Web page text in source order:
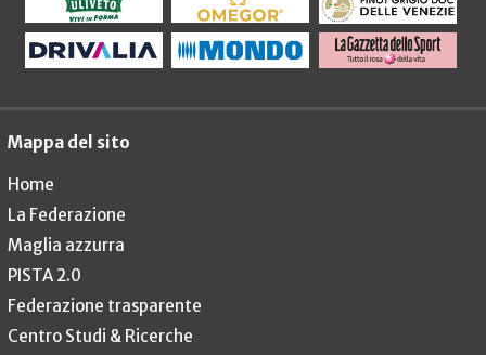
Mappa del sito
Home
La Federazione
Maglia azzurra
PISTA 2.0
Federazione trasparente
Centro Studi & Ricerche